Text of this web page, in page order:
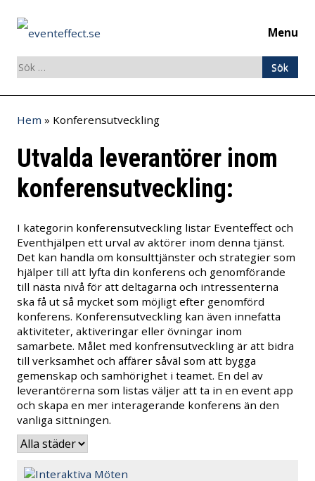
Menu
Sök
efter:
Skip
content
Hem » Konferensutveckling
Utvalda leverantörer inom
konferensutveckling:
I kategorin konferensutveckling listar Eventeffect och
Eventhjälpen ett urval av aktörer inom denna tjänst.
Det kan handla om konsulttjänster och strategier som
hjälper till att lyfta din konferens och genomförande
till nästa nivå för att deltagarna och intressenterna
ska få ut så mycket som möjligt efter genomförd
konferens. Konferensutveckling kan även innefatta
aktiviteter, aktiveringar eller övningar inom
samarbete. Målet med konfrensutveckling är att bidra
till verksamhet och affärer såväl som att bygga
gemenskap och samhörighet i teamet. En del av
leverantörerna som listas väljer att ta in en event app
och skapa en mer interagerande konferens än den
vanliga sittningen.